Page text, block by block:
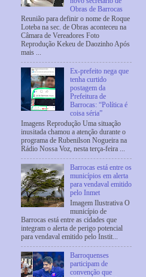
Obras de Barrocas
Reunião para definir o nome de Roque
Loteba na sec. de Obras aconteceu na
Câmara de Vereadores Foto
Reprodução Kekeu de Daozinho Após
mais ...
Ex-prefeito nega que
tenha curtido
postagem da
Prefeitura de
Barrocas: “Política é
coisa séria”
Imagens Reprodução Uma situação
inusitada chamou a atenção durante o
programa de Rubenilson Nogueira na
Rádio Nossa Voz, nesta terça-feira ...
Barrocas está entre os
municípios em alerta
para vendaval emitido
pelo Inmet
Imagem Ilustrativa O
município de
Barrocas está entre as cidades que
integram o alerta de perigo potencial
para vendaval emitido pelo Instit...
Barroquenses
participam de
convenção que